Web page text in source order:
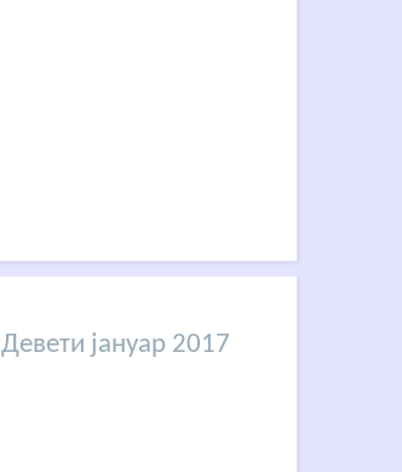
Девети јануар 2017